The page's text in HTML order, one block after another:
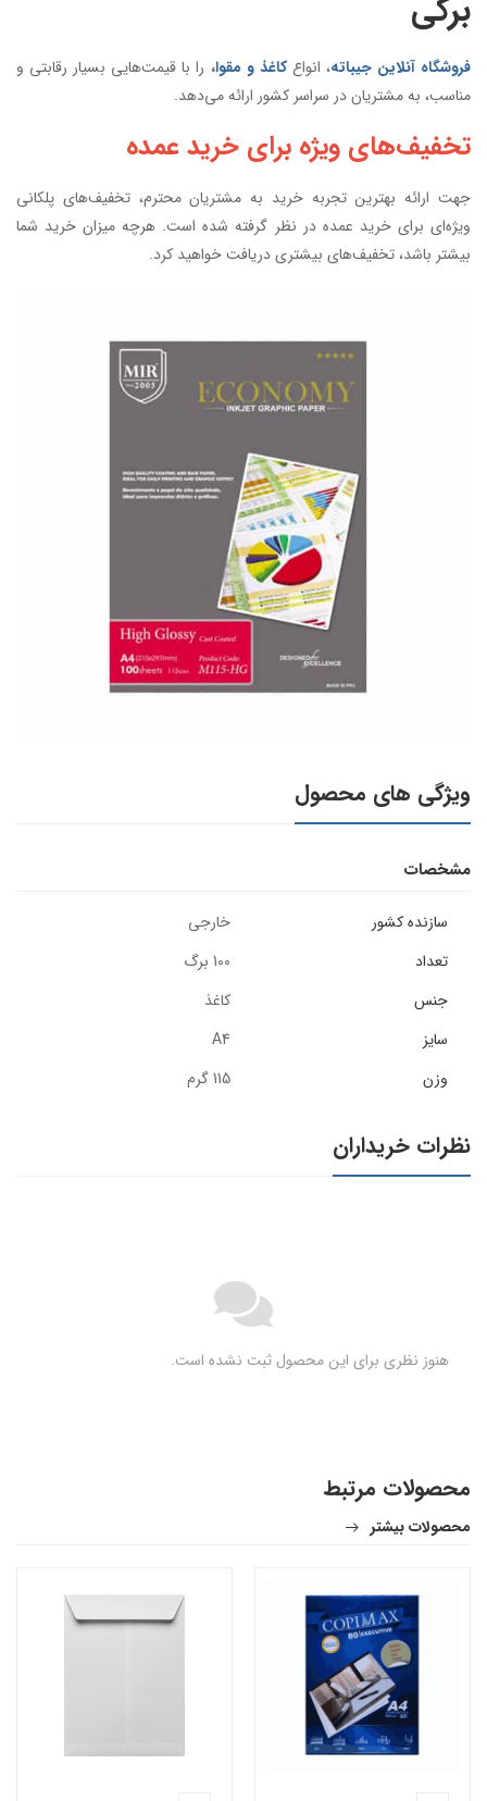
برگی
فروشگاه آنلاین جیباته، انواعکاغذ و مقوا، را با قیمت‌هایی بسیار رقابتی و
مناسب، به مشتریان در سراسر کشور ارائه می‌دهد.
تخفیف‌های ویژه برای خرید عمده
جهت ارائه بهترین تجربه خرید به مشتریان محترم، تخفیف‌های پلکانی
ویژه‌ای برای خرید عمده در نظر گرفته شده است. هرچه میزان خرید شما
بیشتر باشد، تخفیف‌های بیشتری دریافت خواهید کرد.
ویژگی های محصول
مشخصات
سازنده کشور
خارجی
تعداد
100 برگ
جنس
کاغذ
سایز
A4
وزن
115 گرم
نظرات خریداران
هنوز نظری برای این محصول ثبت نشده است.
محصولات مرتبط
محصولات بیشتر